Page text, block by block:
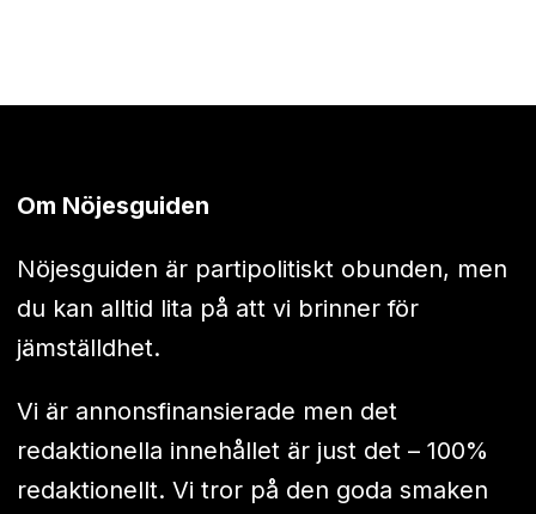
Om Nöjesguiden
Nöjesguiden är partipolitiskt obunden, men
du kan alltid lita på att vi brinner för
jämställdhet.
Vi är annonsfinansierade men det
redaktionella innehållet är just det – 100%
redaktionellt. Vi tror på den goda smaken